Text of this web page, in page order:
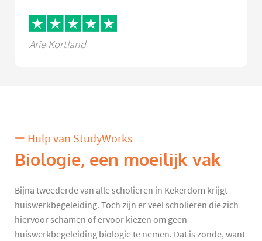
Arie Kortland
Hulp van StudyWorks
Biologie, een moeilijk vak
Bijna tweederde van alle scholieren in Kekerdom krijgt
huiswerkbegeleiding. Toch zijn er veel scholieren die zich
hiervoor schamen of ervoor kiezen om geen
huiswerkbegeleiding biologie te nemen. Dat is zonde, want